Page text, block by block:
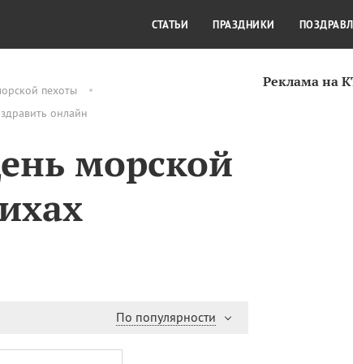
пехоты
онлайн
морской
По популярности
Реклама на
КУЛЬТУРА
СТАТЬИ ПРАЗДНИКИ